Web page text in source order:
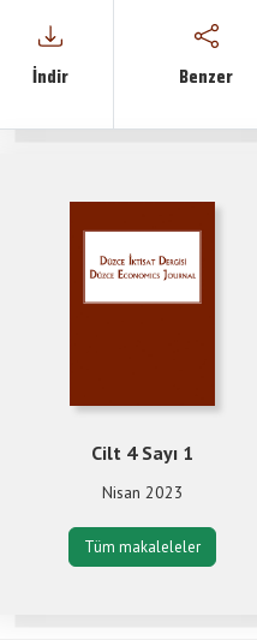
İndir Benzer
Cilt 4 Sayı 1
Nisan 2023
Tüm makaleleler